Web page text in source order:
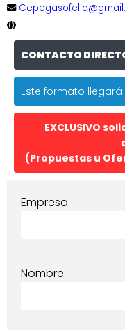
CONTACTO
Este formato
EXCLUSIVO
(Propuestas u
Empresa
Nombre